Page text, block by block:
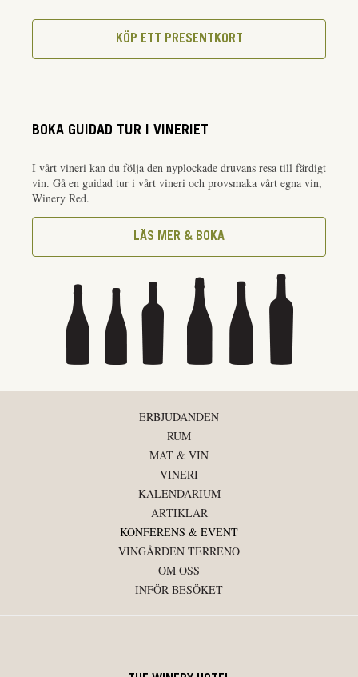
KÖP ETT PRESENTKORT
BOKA GUIDAD TUR I VINERIET
I vårt vineri kan du följa den nyplockade druvans resa till färdigt
vin. Gå en guidad tur i vårt vineri och provsmaka vårt egna vin,
Winery Red.
LÄS MER & BOKA
ERBJUDANDEN
RUM
MAT & VIN
VINERI
KALENDARIUM
ARTIKLAR
KONFERENS & EVENT
VINGÅRDEN TERRENO
OM OSS
INFÖR BESÖKET